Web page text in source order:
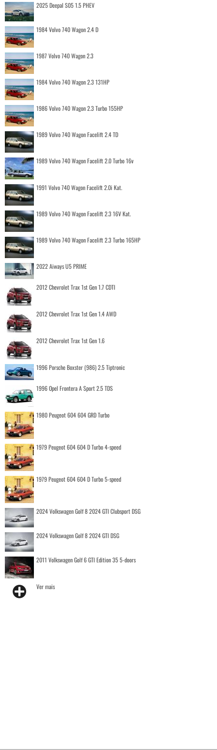
2025 Deepal S05 1.5 PHEV
1984 Volvo 740 Wagon 2.4 D
1987 Volvo 740 Wagon 2.3
1984 Volvo 740 Wagon 2.3 131HP
1986 Volvo 740 Wagon 2.3 Turbo 155HP
1989 Volvo 740 Wagon Facelift 2.4 TD
1989 Volvo 740 Wagon Facelift 2.0 Turbo 16v
1991 Volvo 740 Wagon Facelift 2.0i Kat.
1989 Volvo 740 Wagon Facelift 2.3 16V Kat.
1989 Volvo 740 Wagon Facelift 2.3 Turbo 165HP
2022 Aiways U5 PRIME
2012 Chevrolet Trax 1st Gen 1.7 CDTI
2012 Chevrolet Trax 1st Gen 1.4 AWD
2012 Chevrolet Trax 1st Gen 1.6
1996 Porsche Boxster (986) 2.5 Tiptronic
1996 Opel Frontera A Sport 2.5 TDS
1980 Peugeot 604 604 GRD Turbo
1979 Peugeot 604 604 D Turbo 4-speed
1979 Peugeot 604 604 D Turbo 5-speed
2024 Volkswagen Golf 8 2024 GTI Clubsport DSG
2024 Volkswagen Golf 8 2024 GTI DSG
2011 Volkswagen Golf 6 GTI Edition 35 5-doors
Ver mais